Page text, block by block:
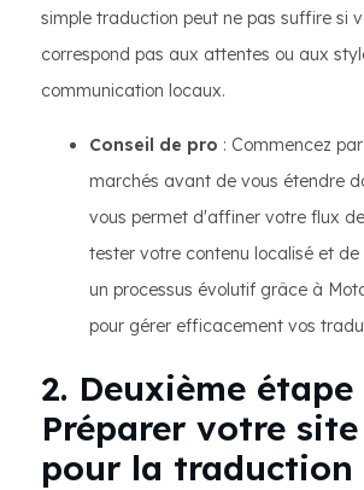
simple traduction peut ne pas suffire si
correspond pas aux attentes ou aux
communication locaux.
Conseil de pro : Commencez
marchés avant de vous étendre
vous permet d'affiner votre flux
tester votre contenu localisé et
un processus évolutif grâce à
pour gérer efficacement vos
2. Deuxième étape
Préparer votre
pour la traduction